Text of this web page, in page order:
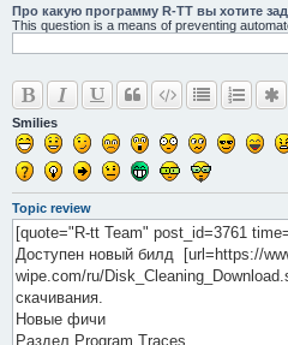
Про какую программу R-TT вы хотите
This question is a means of preventing
Smilies
Topic review